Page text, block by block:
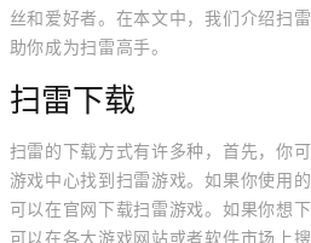
丝和爱好者。在本文中，我们介绍扫
助你成为扫雷高手。
扫雷下载
扫雷的下载方式有许多种，首先，你
游戏中心找到扫雷游戏。如果你使用
可以在官网下载扫雷游戏。如果你想
可以在各大游戏网站或者软件市场上搜